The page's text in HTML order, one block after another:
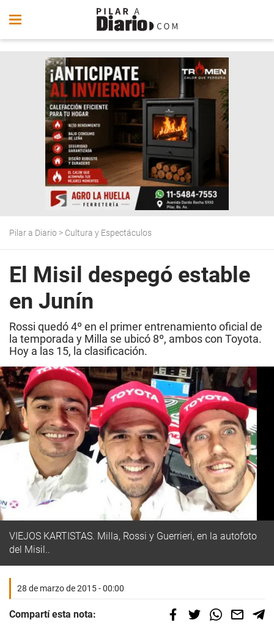
Pilar a Diario > Cultura y Espectáculos
El Misil despegó estable
en Junín
Rossi quedó 4º en el primer entrenamiento oficial de
la temporada y Milla se ubicó 8º, ambos con Toyota.
Hoy a las 15, la clasificación.
VIEJOS KARTISTAS. Milla, Rossi y Guerrieri, en la autofoto
del Misil..
28 de marzo de 2015 - 00:00
Compartí esta nota: